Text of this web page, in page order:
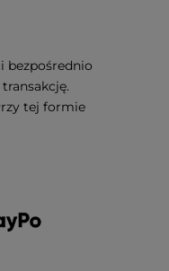
bezpośrednio
tej formie